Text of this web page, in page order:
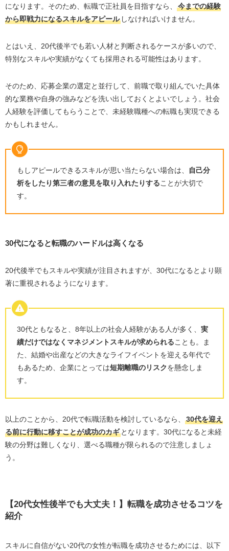
【20代がチャンス】転職するなら今の若いときに動こ
う！
になります。そのため、転職で正社員を目指すなら、
今までの経験
から即戦力になるスキルをアピールしなければいけません。
とはいえ、20代後半でも若い人材と判断されるケースが多いので、
特別なスキルや実績がなくても採用される可能性はあります。
そのため、応募企業の選定と並行して、前職で取り組んでいた具体
的な業務や自身の強みなどを洗い出しておくとよいでしょう。社会
人経験を評価してもらうことで、未経験職種への転職も実現できる
かもしれません。
もしアピールできるスキルが思い当たらない場合は、
自己分
析をしたり第三者の意見を取り入れたりすることが大切で
す。
30代になると転職のハードルは高くなる
20代後半でもスキルや実績が注目されますが、30代になるとより顕
著に重視されるようになります。
30代ともなると、8年以上の社会人経験がある人が多く、 実
績だけではなくマネジメントスキルが求められることも。ま
た、結婚や出産などの大きなライフイベントを迎える年代で
もあるため、企業にとっては短期離職のリスクを懸念しま
す。
以上のことから、20代で転職活動を検討しているなら、
30代を迎え
る前に行動に移すことが成功のカギとなります。30代になると未経
験の分野は難しくなり、選べる職種が限られるので注意しましょ
う。
【20代女性後半でも大丈夫！】転職を成功させるコツを
紹介
スキルに自信がない20代の女性が転職を成功させるためには、以下